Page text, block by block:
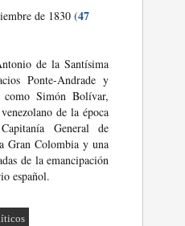
de 1830(47
de la Santísima
Ponte-Andrade y
Simón Bolívar,
de la época
General de
Gran Colombia y una
de la emancipación
español.